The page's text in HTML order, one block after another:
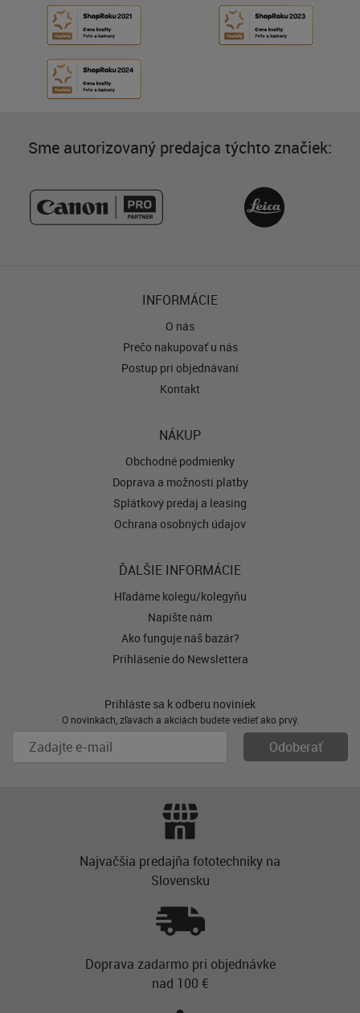
Sme autorizovaný predajca týchto značiek:
INFORMÁCIE
O nás
Prečo nakupovať u nás
Postup pri objednávaní
Kontakt
NÁKUP
Obchodné podmienky
Doprava a možnosti platby
Splátkový predaj a leasing
Ochrana osobných údajov
ĎALŠIE INFORMÁCIE
Hľadáme kolegu/kolegyňu
Napíšte nám
Ako funguje náš bazár?
Prihlásenie do Newslettera
Prihláste sa k odberu noviniek
O novinkách, zľavách a akciách budete vedieť ako prvý.
Najvačšia predajňa fototechniky na
Slovensku
Doprava zadarmo pri objednávke
nad 100 €